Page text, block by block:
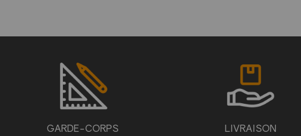
GARDE-CORPS
LIVRAISON